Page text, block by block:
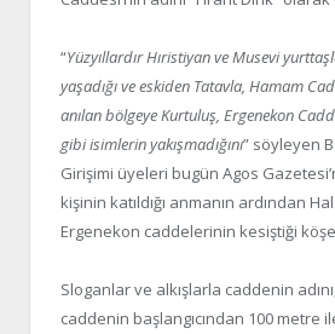
“Yüzyıllardır Hıristiyan ve Musevi
yaşadığı ve eskiden Tatavla, Hamam
anılan bölgeye Kurtuluş, Ergenekon
gibi isimlerin yakışmadığını” söyleyen
Girişimi üyeleri bugün Agos
kişinin katıldığı anmanın ardından
Ergenekon caddelerinin kesiştiği
Sloganlar ve alkışlarla caddenin
caddenin başlangıcından 100 metre